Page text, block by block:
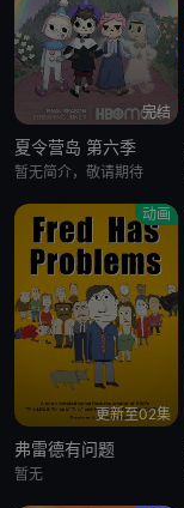
完结
夏令营岛 第六季
暂无简介，敬请期待
动画
更新至02集
弗雷德有问题
暂无